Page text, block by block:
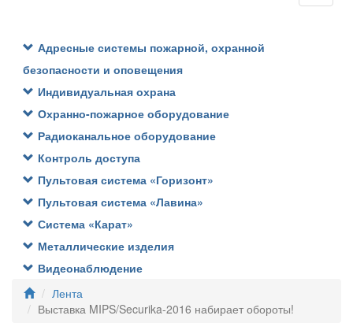
Адресные системы пожарной, охранной
безопасности и оповещения
Индивидуальная охрана
Охранно-пожарное оборудование
Радиоканальное оборудование
Контроль доступа
Пультовая система «Горизонт»
Пультовая система «Лавина»
Система «Карат»
Металлические изделия
Видеонаблюдение
Лента
Выставка MIPS/Securika-2016 набирает обороты!